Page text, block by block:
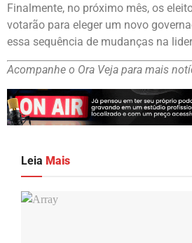
Finalmente, no próximo mês, os
votarão para eleger um novo
essa sequência de mudanças na
Acompanhe o Ora Veja para mais
Leia Mais